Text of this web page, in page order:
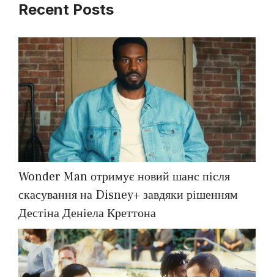
Recent Posts
Wonder Man отримує новий шанс після
скасування на Disney+ завдяки рішенням
Дестіна Деніела Креттона